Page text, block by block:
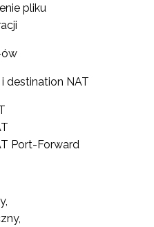
pliku
ów
destination NAT
Port-Forward